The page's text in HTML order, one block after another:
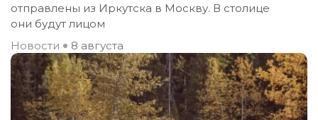
отправлены из Иркутска в Москву. В столице
они будут лицом
Новости
8 августа